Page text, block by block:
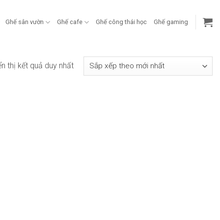
Ghế sân vườn Ghế cafe Ghế công thái học Ghế gaming
thị kết quả duy nhất